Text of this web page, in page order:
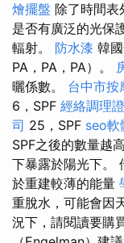
燴擺盤 除了時間表
是否有廣泛的光保
輻射。 防水漆 韓
PA，PA，PA）。
曬係數。 台中市按
6，SPF 經絡調理
司 25，SPF seo軟
SPF之後的數量越
下暴露於陽光下。
於重建較薄的能量
重脫水，可能會因
況下，請閱讀要購